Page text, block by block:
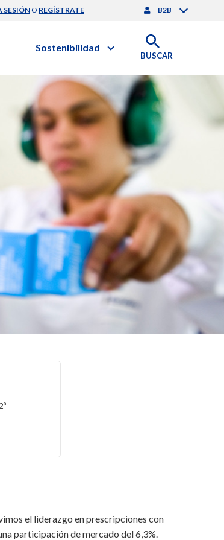
SESIÓNO REGÍSTRATE B2B
| EurON Pro
Sostenibilidad
Compartida
BUSCAR
el liderazgo en prescripciones con
participación de mercado del 6,3%.